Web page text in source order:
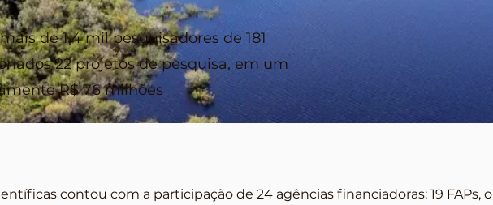
de 1,4 mil pesquisadores de 181
22 projetos de pesquisa, em um
R$ 76 milhões
contou com a participação de 24 agências financiadoras: 19 FAPs, o